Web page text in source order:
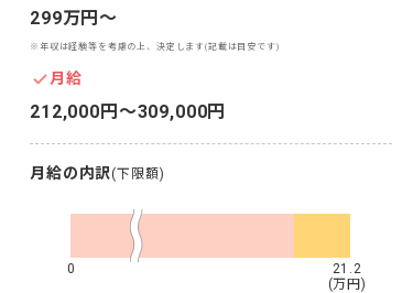
299万円〜
※年収は経験等を考慮の上、決定します(記載は目安です)
月給
212,000円〜309,000円
月給の内訳 (下限額)
0
21.2
(万円)